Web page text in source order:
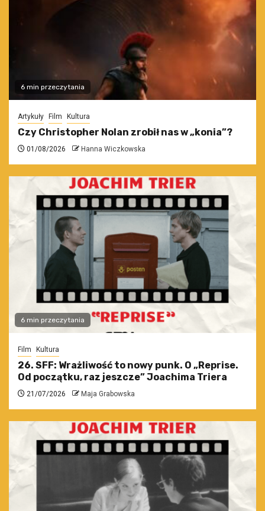
6 min przeczytania
Artykuły Film Kultura
Czy Christopher Nolan zrobił nas w „konia”?
01/08/2026 Hanna Wiczkowska
6 min przeczytania
Film Kultura
26. SFF: Wrażliwość to nowy punk. O „Reprise.
Od początku, raz jeszcze” Joachima Triera
21/07/2026 Maja Grabowska